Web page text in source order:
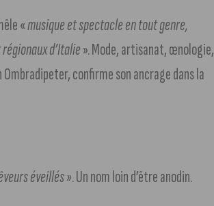
«musique et spectacle en tout genre,
d’Italie». Mode, artisanat, œnologie,
confirme son ancrage dans la
éveillés ». Un nom loin d’être anodin.